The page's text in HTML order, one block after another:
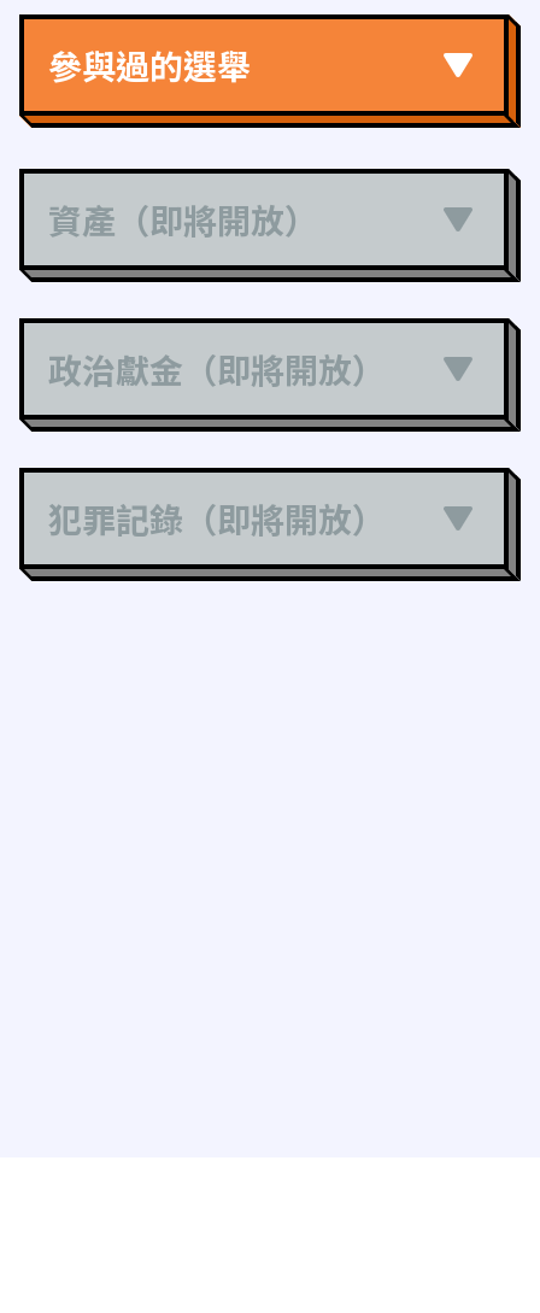
參與過的選舉
資產（即將開放）
政治獻金（即將開放）
犯罪記錄（即將開放）